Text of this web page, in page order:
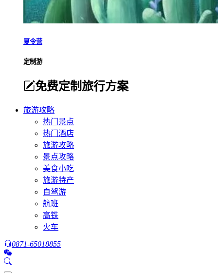
夏令营
定制游
免费定制旅行方案
旅游攻略
热门景点
热门酒店
旅游攻略
景点攻略
美食小吃
旅游特产
自驾游
航班
高铁
火车
0871-65018855